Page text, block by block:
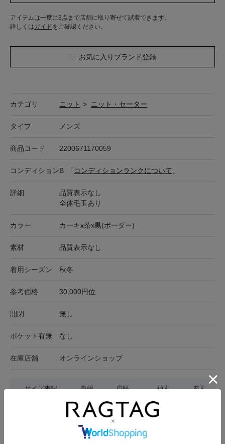
アイテムは一度に3点まで店舗に取り寄せて試着できます。
詳しくはガイド をご確認ください。
お気に入りブランド登録
カテゴリ ニット > ニット・セーター
タイプ メンズ
商品コード 2200671170059
コンディションB 「 コンディションランクについて 」
詳細
品質表示なし
全体毛玉あり
カラー カーキx茶x黒(ボーダー)
素材 品質表示なし
着用シーズン 秋冬
参考価格 30,000円位
開閉 無し
ポケット有無 なし
在庫店舗 オンラインショップ
サイズ表記 身幅 肩幅 袖丈 着丈
46cm 45.5cm 62.5cm
サイズの測り方について